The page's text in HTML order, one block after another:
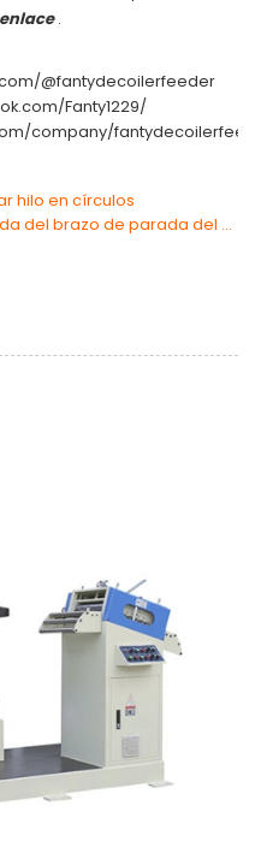
.
@fantydecoilerfeeder
Fanty1229/
company/
hilo en círculos
Una explicación detallada del brazo de parada del desenrollador.